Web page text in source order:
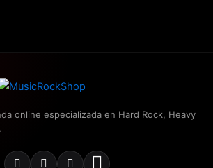
online especializada en Hard Rock, Heavy